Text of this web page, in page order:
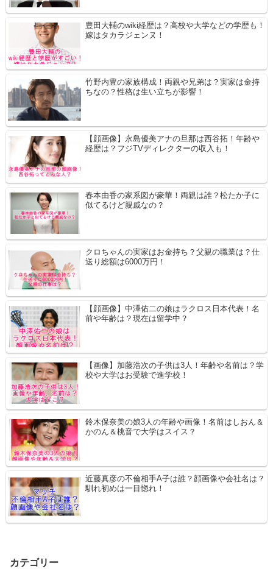
豊田大輔のwiki経歴は？高校や大学などの学歴も！
嫁はタカラジェンヌ！
竹野内豊の家族構成！両親や兄弟は？実家は金持
ちなの？性格は生い立ちが影響！
【顔画像】永島優美アナの旦那は西谷拓！年齢や
経歴は？フジTVディレクターの収入も！
春本由香の家系図が豪華！両親は誰？松たか子に
似てるけど親戚なの？
クロちゃんの実家はお金持ち？父親の職業は？仕
送り総額は6000万円！
【顔画像】中澤佑二の娘はラクロス日本代表！名
前や年齢は？現在は留学中？
【画像】加藤浩次の子供は3人！年齢や名前は？学
校や大学はお受験で進学校！
鈴木保奈美の娘3人の年齢や画像！名前はしおん＆
かのん＆桃音で大学はスイス？
近藤真彦の不倫相手A子は誰？顔画像や会社名は？
馴れ初めは一目惚れ！
カテゴリー